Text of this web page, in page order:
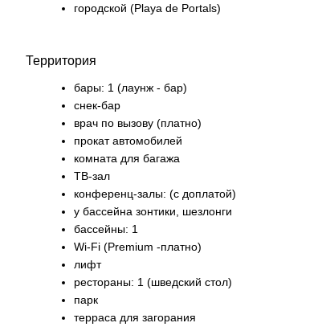
городской (Playa de Portals)
Территория
бары: 1 (лаунж - бар)
снек-бар
врач по вызову (платно)
прокат автомобилей
комната для багажа
ТВ-зал
конференц-залы: (с доплатой)
у бассейна зонтики, шезлонги
бассейны: 1
Wi-Fi (Premium -платно)
лифт
рестораны: 1 (шведский стол)
парк
терраса для загорания